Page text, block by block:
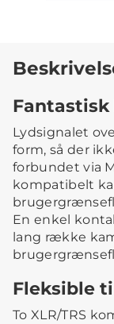
Fantastisk
Lydsignalet
form, så der
forbundet via
kompatibelt
En enkel
lang række
Fleksible
To XLR/TRS